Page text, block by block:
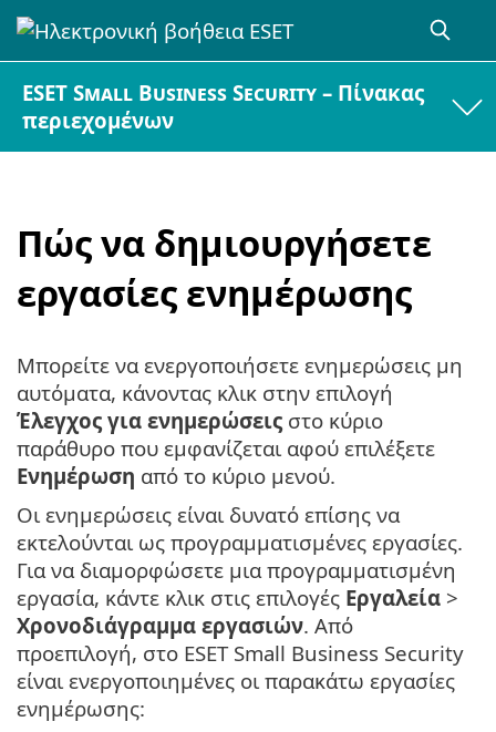
ESET Small Business Security – Πίνακας
περιεχομένων
Πώς να δημιουργήσετε
εργασίες ενημέρωσης
Μπορείτε να ενεργοποιήσετε ενημερώσεις μη
αυτόματα, κάνοντας κλικ στην επιλογή
Έλεγχος για ενημερώσεις στο κύριο
παράθυρο που εμφανίζεται αφού επιλέξετε
Ενημέρωση από το κύριο μενού.
Οι ενημερώσεις είναι δυνατό επίσης να
εκτελούνται ως προγραμματισμένες εργασίες.
Για να διαμορφώσετε μια προγραμματισμένη
εργασία, κάντε κλικ στις επιλογές Εργαλεία >
Χρονοδιάγραμμα εργασιών. Από
προεπιλογή, στο ESET Small Business Security
είναι ενεργοποιημένες οι παρακάτω εργασίες
ενημέρωσης: